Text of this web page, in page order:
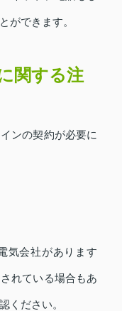
ができます。
関する注
ンの契約が必要に
気会社があります
れている場合もあ
ください。